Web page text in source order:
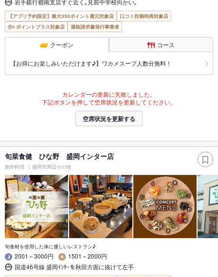
岩手銀行都南支店すぐ近く｡見前中学校向かい｡
【アプリ予約限定】最大350ポイント還元対象店
口コミ投稿特典対象店
ポイントプラス対象店
適格請求書発行事業者
クーポン コース
【お得にお楽しみいただけます♪】ワカメスープ人数分無料！
カレンダーの更新に失敗しました。
下記ボタンを押して空席状況を更新してください。
空席状況を更新する
旬菜食健 ひな野 盛岡インター店
創作料理 盛岡市周辺その他
旬食材を使用した体に優しいレストラン♪
2001～3000円
1501～2000円
国道46号線 盛岡ｲﾝﾀｰを秋田方面に抜けて左手